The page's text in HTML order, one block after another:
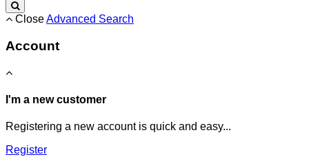
CloseAdvanced Search
Account
I'm a new customer
Registering a new account is quick and easy...
Register